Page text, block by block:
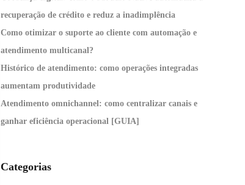
recuperação de crédito e reduz a inadimplência
Como otimizar o suporte ao cliente com automação e
atendimento multicanal?
Histórico de atendimento: como operações integradas
aumentam produtividade
Atendimento omnichannel: como centralizar canais e
ganhar eficiência operacional [GUIA]
Categorias